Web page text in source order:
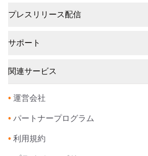
プレスリリース配信
サポート
関連サービス
• 運営会社
• パートナープログラム
• 利用規約